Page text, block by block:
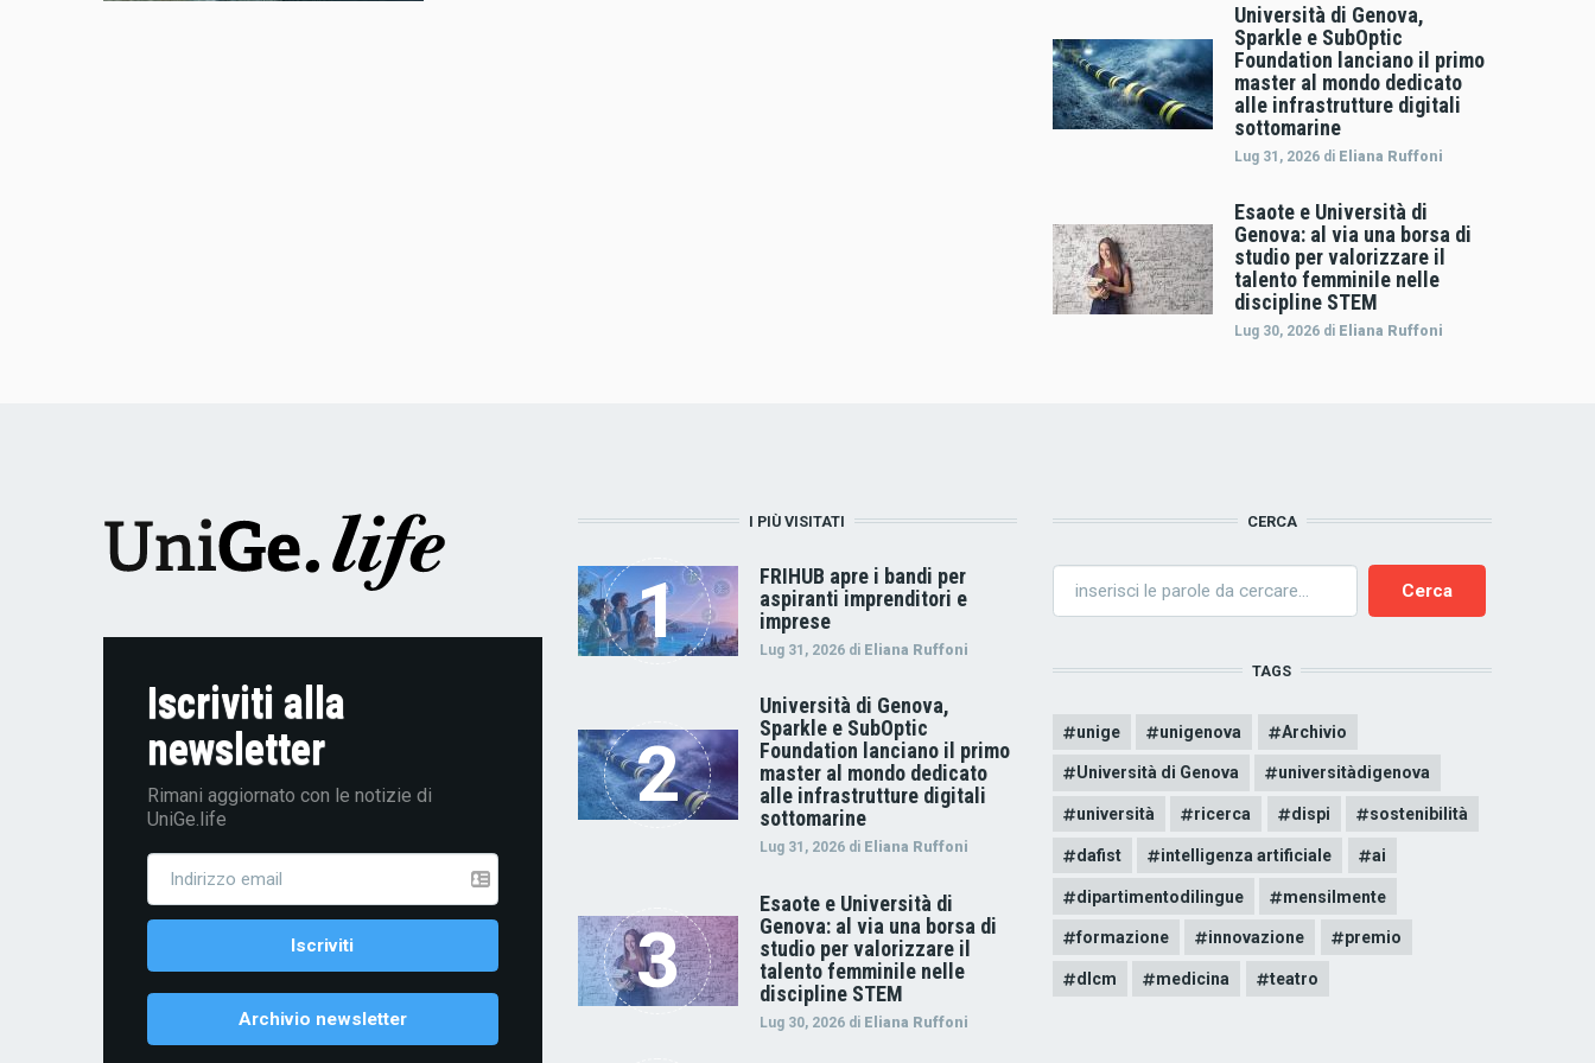
Università di Genova,
Sparkle e SubOptic
Foundation lanciano il primo
master al mondo dedicato
alle infrastrutture digitali
sottomarine
Lug 31, 2026 di Eliana Ruffoni
Esaote e Università di
Genova: al via una borsa di
studio per valorizzare il
talento femminile nelle
discipline STEM
Lug 30, 2026 di Eliana Ruffoni
Iscriviti alla
newsletter
Rimani aggiornato con le notizie di
UniGe.life
Archivio newsletter
I PIÙ VISITATI
FRIHUB apre i bandi per
aspiranti imprenditori e
imprese
Lug 31, 2026 di Eliana Ruffoni
Università di Genova,
Sparkle e SubOptic
Foundation lanciano il primo
master al mondo dedicato
alle infrastrutture digitali
sottomarine
Lug 31, 2026 di Eliana Ruffoni
Esaote e Università di
Genova: al via una borsa di
studio per valorizzare il
talento femminile nelle
discipline STEM
Lug 30, 2026 di Eliana Ruffoni
CERCA
TAGS
unige unigenova Archivio
Università di Genova universitàdigenova
università ricerca dispi sostenibilità
dafist intelligenza artificiale ai
dipartimentodilingue mensilmente
formazione innovazione premio
dlcm medicina teatro